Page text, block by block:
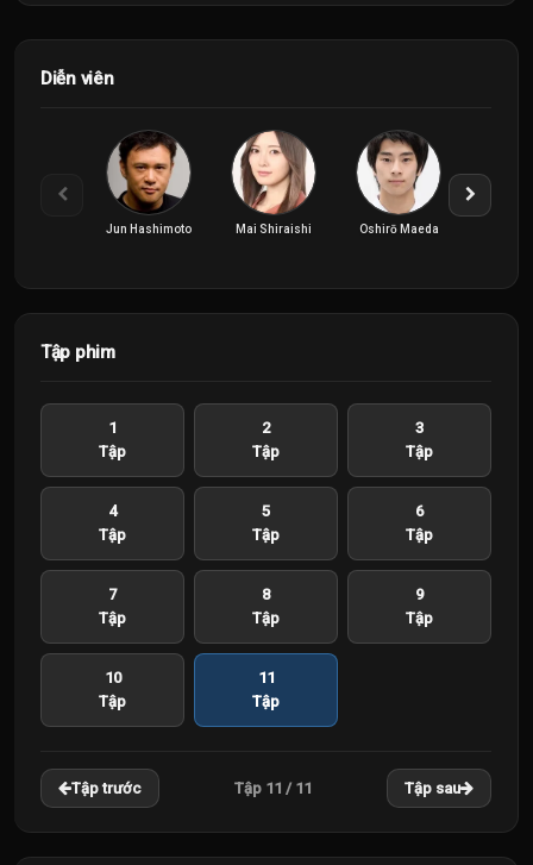
Diễn viên
Jun Hashimoto Mai Shiraishi Oshirō Maeda
Tập phim
1
Tập
2
Tập
3
Tập
4
Tập
5
Tập
6
Tập
7
Tập
8
Tập
9
Tập
10
Tập
11
Tập
Tập trước Tập 11 / 11 Tập sau